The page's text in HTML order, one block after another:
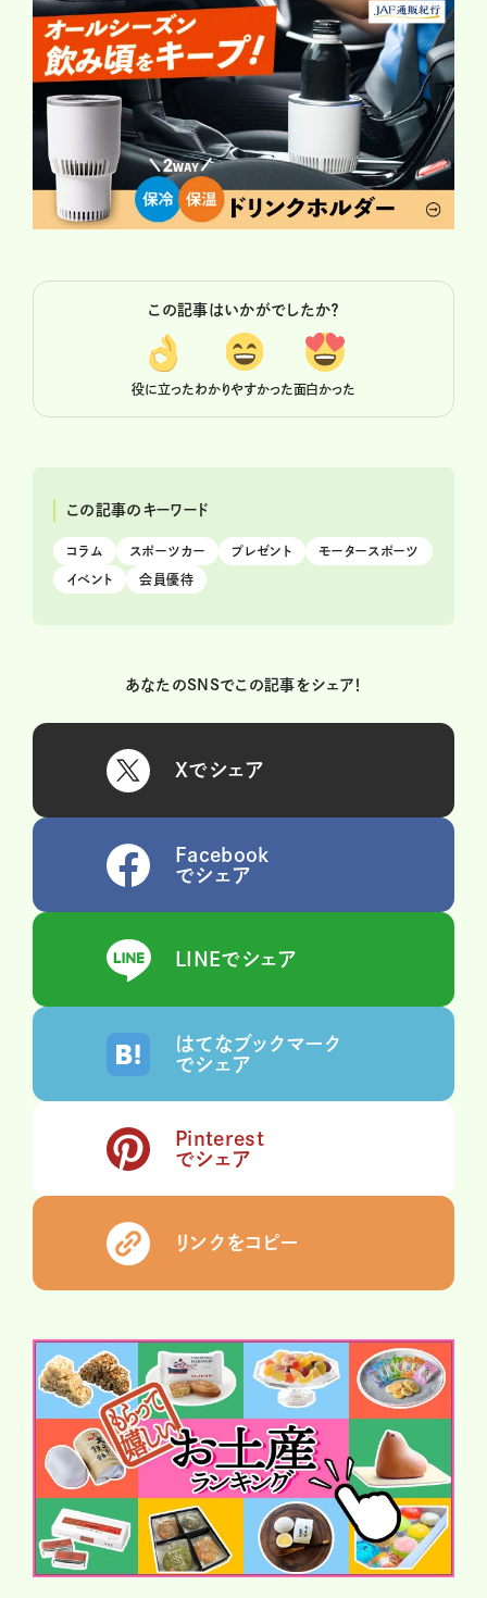
この記事はいかがでしたか？
役に立ったわかりやすかった面白かった
この記事のキーワード
コラム スポーツカー プレゼント モータースポーツ
イベント 会員優待
あなたのSNSでこの記事をシェア！
Xでシェア
Facebook
でシェア
LINEでシェア
はてなブックマーク
でシェア
Pinterest
でシェア
リンクをコピー